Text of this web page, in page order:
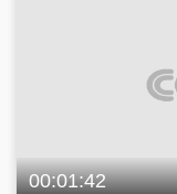
00:01:42